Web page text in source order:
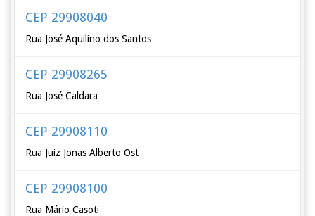
CEP 29908040
Rua José Aquilino dos Santos
CEP 29908265
Rua José Caldara
CEP 29908110
Rua Juiz Jonas Alberto Ost
CEP 29908100
Rua Mário Casoti